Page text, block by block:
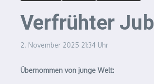
Verfrühter
2. November 2025 21:34 Uhr
Übernommen von junge Welt: